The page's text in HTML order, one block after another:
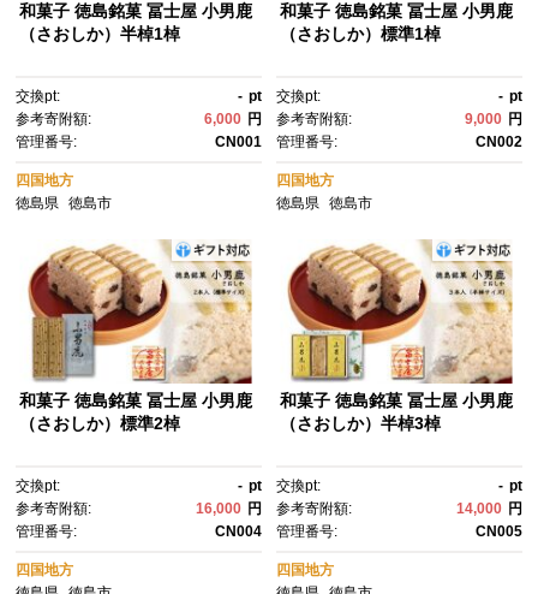
和菓子 徳島銘菓 冨士屋 小男鹿
（さおしか）半棹1棹
交換pt: - pt
参考寄附額:
6,000 円
管理番号:
CN001
四国地方
徳島県
徳島市
和菓子 徳島銘菓 冨士屋 小男鹿
（さおしか）標準1棹
交換pt: - pt
参考寄附額:
9,000 円
管理番号:
CN002
四国地方
徳島県 徳島市
和菓子 徳島銘菓 冨士屋 小男鹿
（さおしか）標準2棹
交換pt: - pt
参考寄附額:
16,000 円
管理番号:
CN004
四国地方
和菓子 徳島銘菓 冨士屋 小男鹿
（さおしか）半棹3棹
交換pt: - pt
参考寄附額:
14,000 円
管理番号:
CN005
四国地方